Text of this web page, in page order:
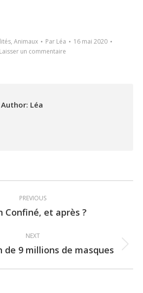
, Animaux Par Léa
16 mai 2020
Laisser un commentaire
Author: Léa
PREVIOUS
Previous
Confiné, et après ?
NEXT
Next
de 9 millions de masques